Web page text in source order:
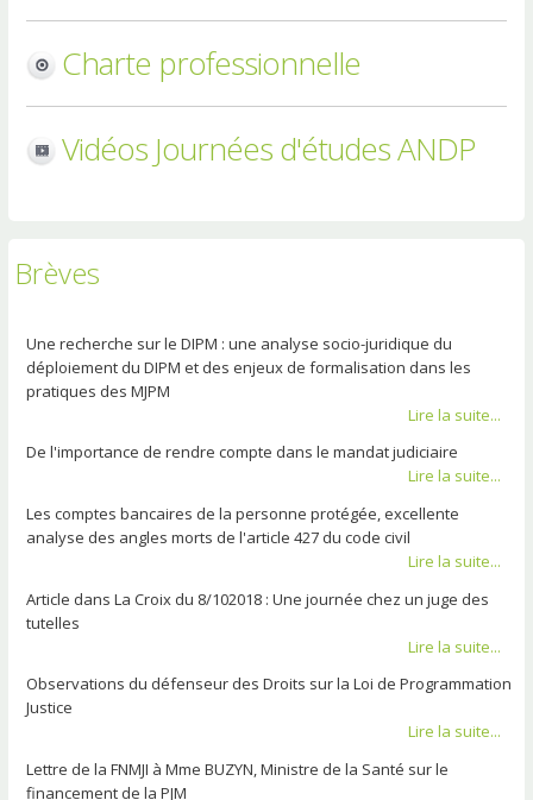
Charte professionnelle
Vidéos Journées d'études ANDP
Brèves
Une recherche sur le DIPM : une analyse socio-juridique du
déploiement du DIPM et des enjeux de formalisation dans les
pratiques des MJPM
Lire la suite...
De l'importance de rendre compte dans le mandat judiciaire
Lire la suite...
Les comptes bancaires de la personne protégée, excellente
analyse des angles morts de l'article 427 du code civil
Lire la suite...
Article dans La Croix du 8/102018 : Une journée chez un juge des
tutelles
Lire la suite...
Observations du défenseur des Droits sur la Loi de Programmation
Justice
Lire la suite...
Lettre de la FNMJI à Mme BUZYN, Ministre de la Santé sur le
financement de la PJM